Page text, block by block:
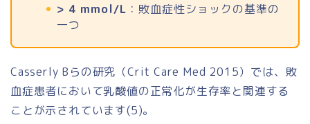
> 4 mmol/L ：敗血症性ショックの基準の
一つ
Casserly Bらの研究（Crit Care Med 2015）では、敗
血症患者において乳酸値の正常化が生存率と関連する
ことが示されています(5)。